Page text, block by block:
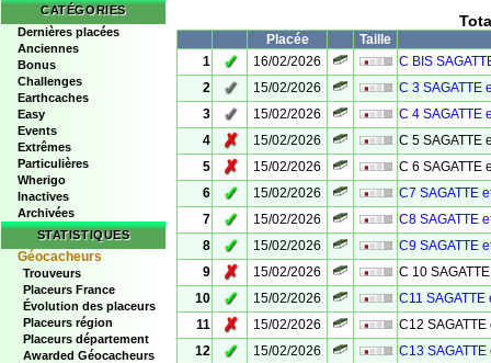
CATÉGORIES
Dernières placées
Anciennes
Bonus
Challenges
Earthcaches
Easy
Events
Extrêmes
Particulières
Wherigo
Inactives
Archivées
STATISTIQUES
Géocacheurs
Trouveurs
Placeurs France
Évolution des placeurs
Placeurs région
Placeurs département
Awarded Géocacheurs
Placée
Taille
1
✓ 16/02/2026
C BIS
2
✓ 15/02/2026
C 3 SAGATTE
3
✓ 15/02/2026
C 4 SAGATTE
4
✗ 15/02/2026
C 5 SAGATTE
5
✗ 15/02/2026
C 6 SAGATTE
6
✓ 15/02/2026
C7 SAGATTE
7
✓ 15/02/2026
C8 SAGATTE
8
✓ 15/02/2026
C9 SAGATTE
9
✗ 15/02/2026
C 10
10
✓ 15/02/2026
C11 SAGATTE
11
✗ 15/02/2026
C12 SAGATTE
12
✓ 15/02/2026
C13 SAGATTE